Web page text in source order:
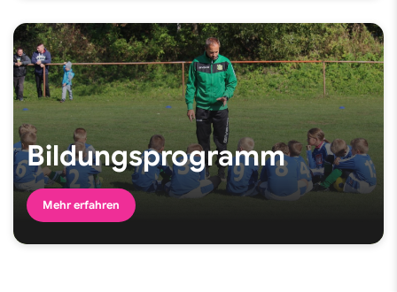
Bildungsprogramm
Mehr erfahren